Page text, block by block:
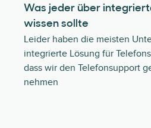
Was jeder über
wissen sollte
Leider haben die meisten
integrierte Lösung für
dass wir den Telefonsupport
nehmen